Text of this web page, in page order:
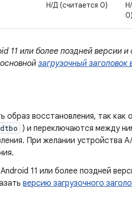
Н/Д (считается 0)
0)
11 или более поздней версии и
загрузочный заголовок
образ восстановления, так как
dtbo ) и переключаются между
При желании устройства
11 или более поздней
версию загрузочного